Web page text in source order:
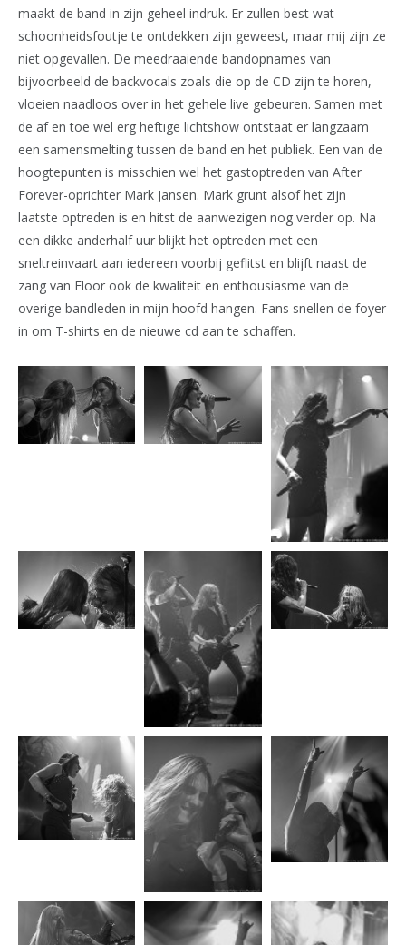
maakt de band in zijn geheel indruk. Er zullen best wat
schoonheidsfoutje te ontdekken zijn geweest, maar mij zijn ze
niet opgevallen. De meedraaiende bandopnames van
bijvoorbeeld de backvocals zoals die op de CD zijn te horen,
vloeien naadloos over in het gehele live gebeuren. Samen met
de af en toe wel erg heftige lichtshow ontstaat er langzaam
een samensmelting tussen de band en het publiek. Een van de
hoogtepunten is misschien wel het gastoptreden van After
Forever-oprichter Mark Jansen. Mark grunt alsof het zijn
laatste optreden is en hitst de aanwezigen nog verder op. Na
een dikke anderhalf uur blijkt het optreden met een
sneltreinvaart aan iedereen voorbij geflitst en blijft naast de
zang van Floor ook de kwaliteit en enthousiasme van de
overige bandleden in mijn hoofd hangen. Fans snellen de foyer
in om T-shirts en de nieuwe cd aan te schaffen.